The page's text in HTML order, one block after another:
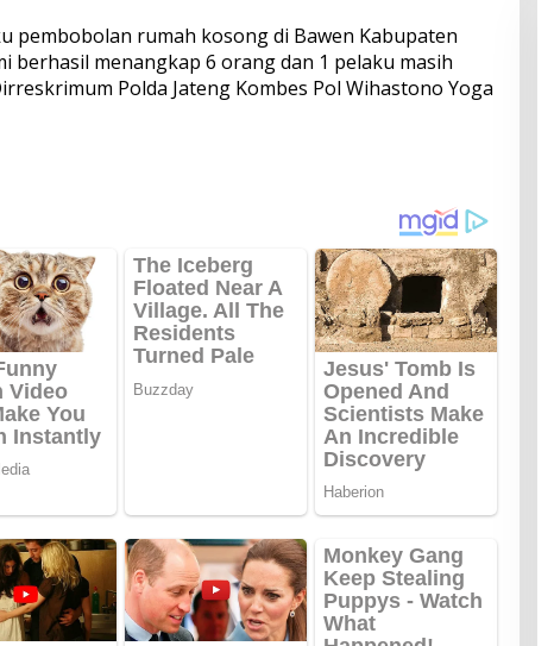
pembobolan rumah kosong di Bawen Kabupaten
berhasil menangkap 6 orang dan 1 pelaku masih
Polda Jateng Kombes Pol Wihastono Yoga